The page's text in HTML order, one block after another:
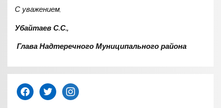
С уважением,
Убайтаев С.С.,
Глава Надтеречного Муниципального района
facebooktwitter instagram